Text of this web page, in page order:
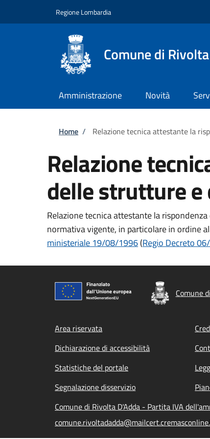
Regione Lombardia
Comune di
Amministrazione Novità
Briciole di pane
Home / Relazione tecnica attestante la
Relazione
delle strutture
Relazione tecnica attestante la
normativa vigente, in particolare in ordine
ministeriale 19/08/1996(Regio Decreto
Comune
Footer menu
Area riservata
Dichiarazione di accessibilità
Statistiche del portale
Segnalazione disservizio
Comune di Rivolta D'Adda - Partita IVA